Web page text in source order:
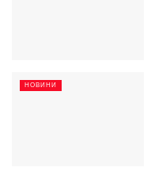
НОВИНИ